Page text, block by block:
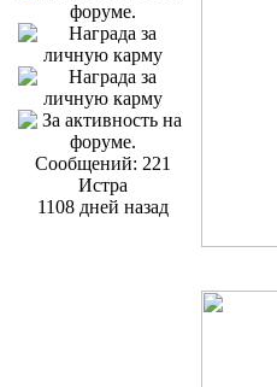
Сообщений: 221
Истра
1108 дней назад